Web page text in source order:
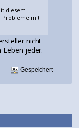
diesem
Probleme mit
nicht
Leben jeder.
Gespeichert